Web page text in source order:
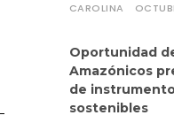
CAROLINA
Oportunidad
Amazónicos
de
sostenibles